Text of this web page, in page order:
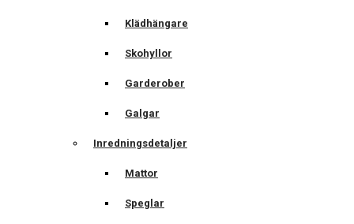
Klädhängare
Skohyllor
Garderober
Galgar
Inredningsdetaljer
Mattor
Speglar